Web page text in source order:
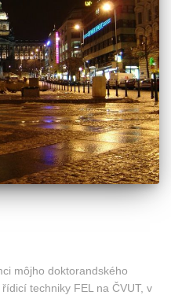
môjho doktorandského
techniky FEL na ČVUT, v